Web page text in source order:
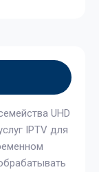
UHD
IPTV для